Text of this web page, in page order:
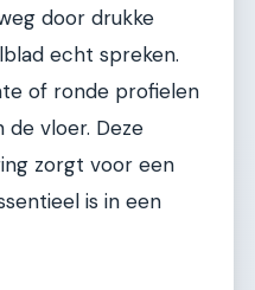
door drukke
echt spreken.
of ronde profielen
de vloer. Deze
zorgt voor een
is in een